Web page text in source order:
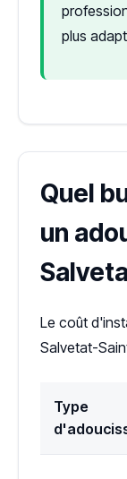
plus
Quel
un
Le coût
Salvetat-
Type